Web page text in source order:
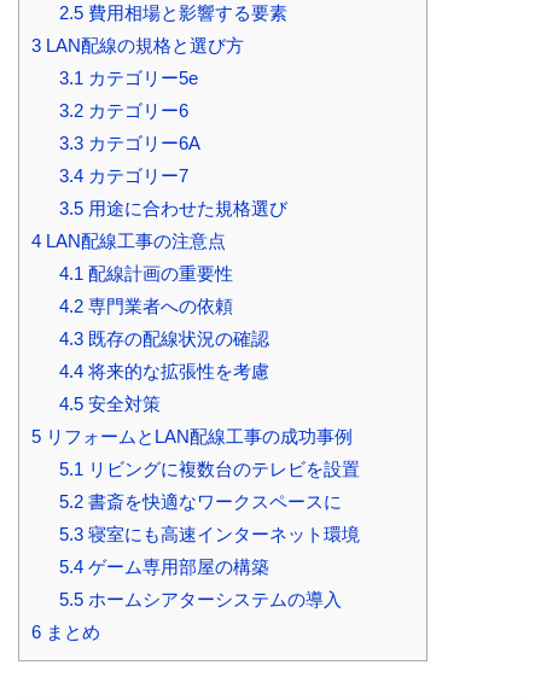
2.5費用相場と影響する要素
3 LAN配線の規格と選び方
3.1 カテゴリー5e
3.2カテゴリー6
3.3カテゴリー6A
3.4カテゴリー7
3.5用途に合わせた規格選び
4 LAN配線工事の注意点
4.1 配線計画の重要性
4.2専門業者への依頼
4.3既存の配線状況の確認
4.4将来的な拡張性を考慮
4.5安全対策
5 リフォームとLAN配線工事の成功事例
5.1 リビングに複数台のテレビを設置
5.2書斎を快適なワークスペースに
5.3寝室にも高速インターネット環境
5.4ゲーム専用部屋の構築
5.5ホームシアターシステムの導入
6 まとめ